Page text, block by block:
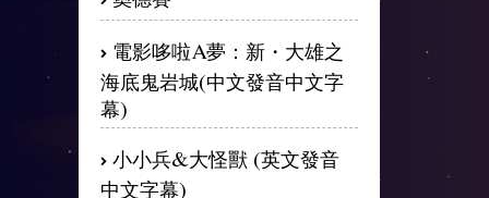
電影哆啦A夢：新・大雄之
海底鬼岩城(中文發音中文字
幕)
小小兵&大怪獸 (英文發音
中文字幕)